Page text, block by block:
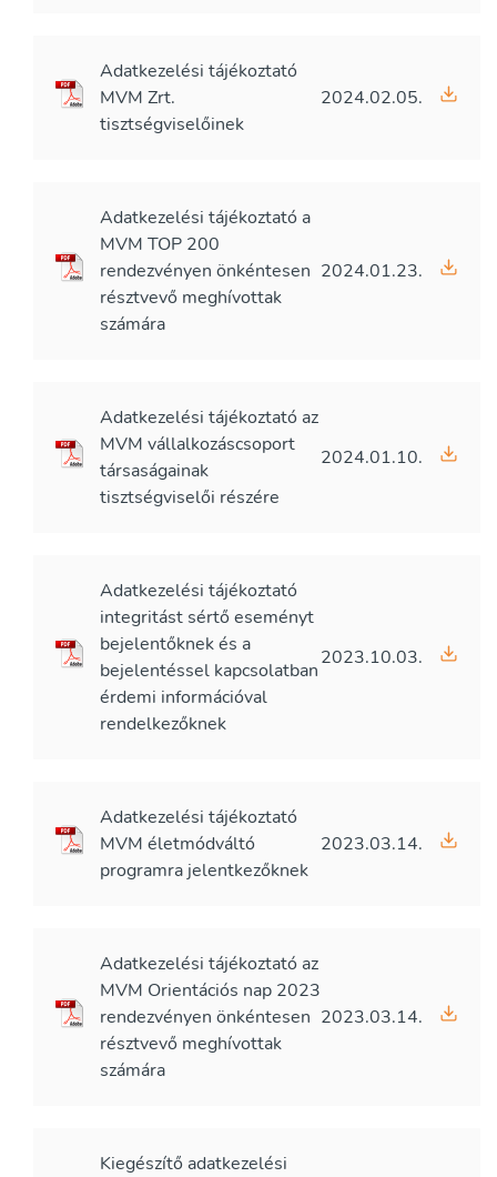
Adatkezelési tájékoztató
MVM Zrt.
tisztségviselőinek
2024.02.05.
Adatkezelési tájékoztató a
MVM TOP 200
rendezvényen önkéntesen
résztvevő meghívottak
számára
2024.01.23.
Adatkezelési tájékoztató az
MVM vállalkozáscsoport
társaságainak
tisztségviselői részére
2024.01.10.
Adatkezelési tájékoztató
integritást sértő eseményt
bejelentőknek és a
bejelentéssel kapcsolatban
érdemi információval
rendelkezőknek
2023.10.03.
Adatkezelési tájékoztató
MVM életmódváltó
programra jelentkezőknek
2023.03.14.
Adatkezelési tájékoztató az
MVM Orientációs nap 2023
rendezvényen önkéntesen
résztvevő meghívottak
számára
2023.03.14.
Kiegészítő adatkezelési